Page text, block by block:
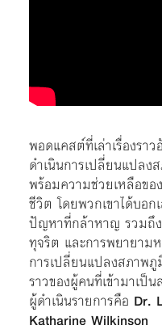
พอดแคสต์ที่เล่าเรื่องรา
ดำเนินการเปลี่ยนแปลง
พร้อมความช่วยเหลือข
ชีวิต โดยพวกเขาได้บอก
ปัญหาที่กล้าหาญ รวมถึง
ทุจริต และการพยายาม
การเปลี่ยนแปลงสภาพภู
ราวของผู้คนที่เข้ามาเ
ผู้ดำเนินรายการคือ Dr.